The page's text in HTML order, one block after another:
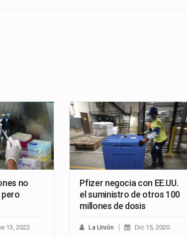
no
13, 2022
Pfizer negocia con EE.UU.
el suministro de otros 100
millones de dosis
La Unión Dic 15, 2020